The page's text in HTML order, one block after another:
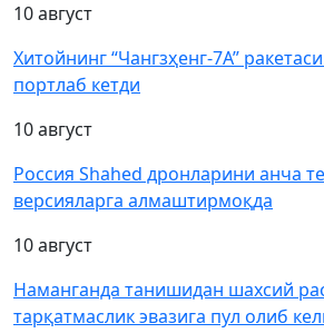
10 август
Хитойнинг “Чангзҳенг-7А”
портлаб кетди
10 август
Россия Shahed дронларини анча
версияларга алмаштирмоқда
10 август
Наманганда танишидан шахсий
тарқатмаслик эвазига пул олиб